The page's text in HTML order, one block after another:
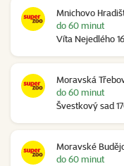
Mnichovo
Víta Nejedlého
do 60 minut
Moravská
Švestkový sad
do 60 minut
Moravské
do 60 minut